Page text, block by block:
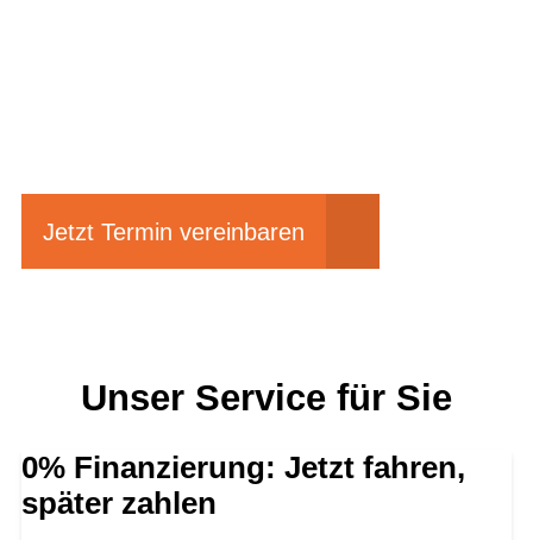
Jetzt Termin vereinbaren
Unser Service für Sie
0% Finanzierung: Jetzt fahren,
später zahlen